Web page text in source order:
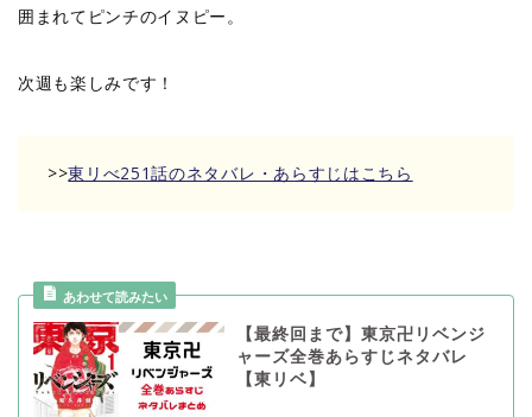
囲まれてピンチのイヌピー。
次週も楽しみです！
>>東リべ251話のネタバレ・あらすじはこちら
【最終回まで】東京卍リベンジ
ャーズ全巻あらすじネタバレ
【東リベ】